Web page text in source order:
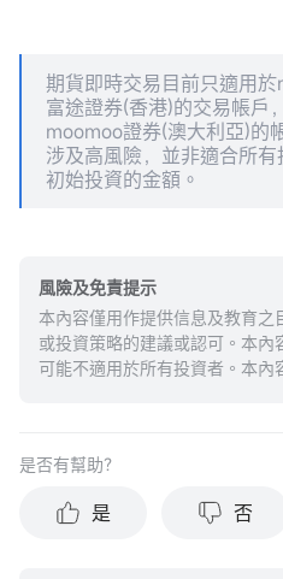
期貨即時交易目前只適用
富途證券(香港)的交易帳戶
moomoo證券(澳大利亞)的
涉及高風險，並非適合所
初始投資的金額。
風險及免責提示
本內容僅用作提供信息及教育
或投資策略的建議或認可。本內
可能不適用於所有投資者。本
結果。投資涉及風險和損失本金
任何陳述或保證。
是否有幫助？
是 否